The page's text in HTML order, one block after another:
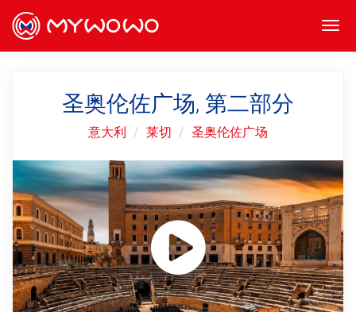
圣奥伦佐广场, 第二部分
意大利 莱切 圣奥伦佐广场